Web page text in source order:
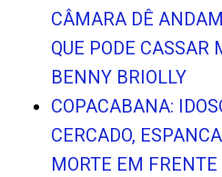
CÂMARA DÊ
QUE PODE CASSAR
BENNY BRIOLLY
COPACABANA:
CERCADO,
MORTE EM FRENTE